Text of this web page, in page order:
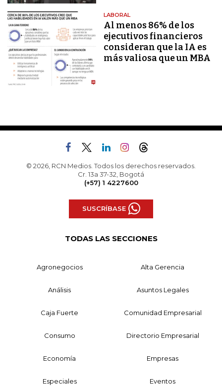
LABORAL
Al menos 86% de los
ejecutivos financieros
consideran que la IA es
más valiosa que un MBA
© 2026, RCN Medios. Todos los derechos reservados.
Cr. 13a 37-32, Bogotá
(+57) 1 4227600
SUSCRÍBASE
TODAS LAS SECCIONES
Agronegocios Alta Gerencia
Análisis Asuntos Legales
Caja Fuerte Comunidad Empresarial
Consumo Directorio Empresarial
Economía Empresas
Especiales Eventos